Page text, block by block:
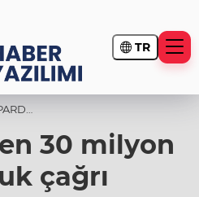
TR
çağrı
30 milyon
çağrı